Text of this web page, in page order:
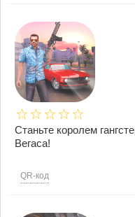
Станьте королем
Вегаса!
QR-код